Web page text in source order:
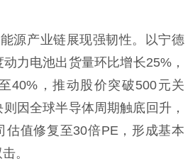
源产业链展现强韧性。以宁德
力电池出货量环比增长25%，
40%，推动股价突破500元关
因全球半导体周期触底回升，
估值修复至30倍PE，形成基本
。